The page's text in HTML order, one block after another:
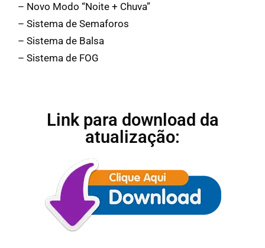
– Novo Modo “Noite + Chuva”
– Sistema de Semaforos
– Sistema de Balsa
– Sistema de FOG
Link para download da
atualização: